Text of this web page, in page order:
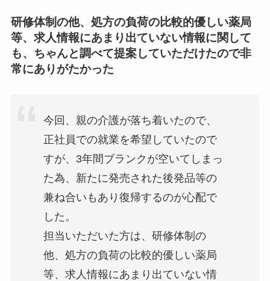
研修体制の他、処方の負荷の比較的優しい薬局
等、求人情報にあまり出ていない情報に関して
も、ちゃんと調べて提案していただけたので非
常にありがたかった
今回、親の介護が落ち着いたので、
正社員での就業を希望していたので
すが、3年間ブランクが空いてしまっ
た為、新たに発売された後発品等の
兼ね合いもあり復帰するのが心配で
した。
担当いただいた方は、研修体制の
他、処方の負荷の比較的優しい薬局
等、求人情報にあまり出ていない情